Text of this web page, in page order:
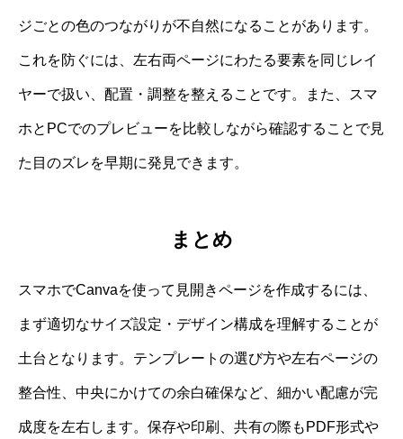
ジごとの色のつながりが不自然になることがあります。
これを防ぐには、左右両ページにわたる要素を同じレイ
ヤーで扱い、配置・調整を整えることです。また、スマ
ホとPCでのプレビューを比較しながら確認することで見
た目のズレを早期に発見できます。
まとめ
スマホでCanvaを使って見開きページを作成するには、
まず適切なサイズ設定・デザイン構成を理解することが
土台となります。テンプレートの選び方や左右ページの
整合性、中央にかけての余白確保など、細かい配慮が完
成度を左右します。保存や印刷、共有の際もPDF形式や